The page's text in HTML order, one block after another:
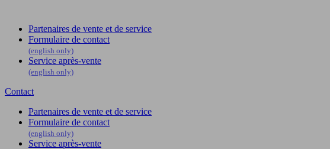
Partenaires de vente et de service
Formulaire de contact
(english only)
Service après-vente
(english only)
Contact
Partenaires de vente et de service
Formulaire de contact
(english only)
Service après-vente